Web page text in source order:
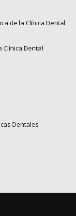
de la Clínica Dental
Clínica Dental
Dentales